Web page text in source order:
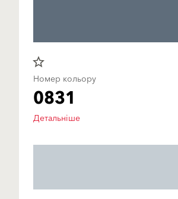
star_border
Номер кольору
0831
Детальніше